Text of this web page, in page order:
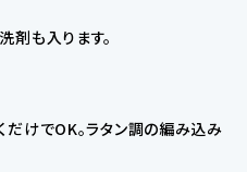
剤も入ります。
だけでOK。ラタン調の編み込み